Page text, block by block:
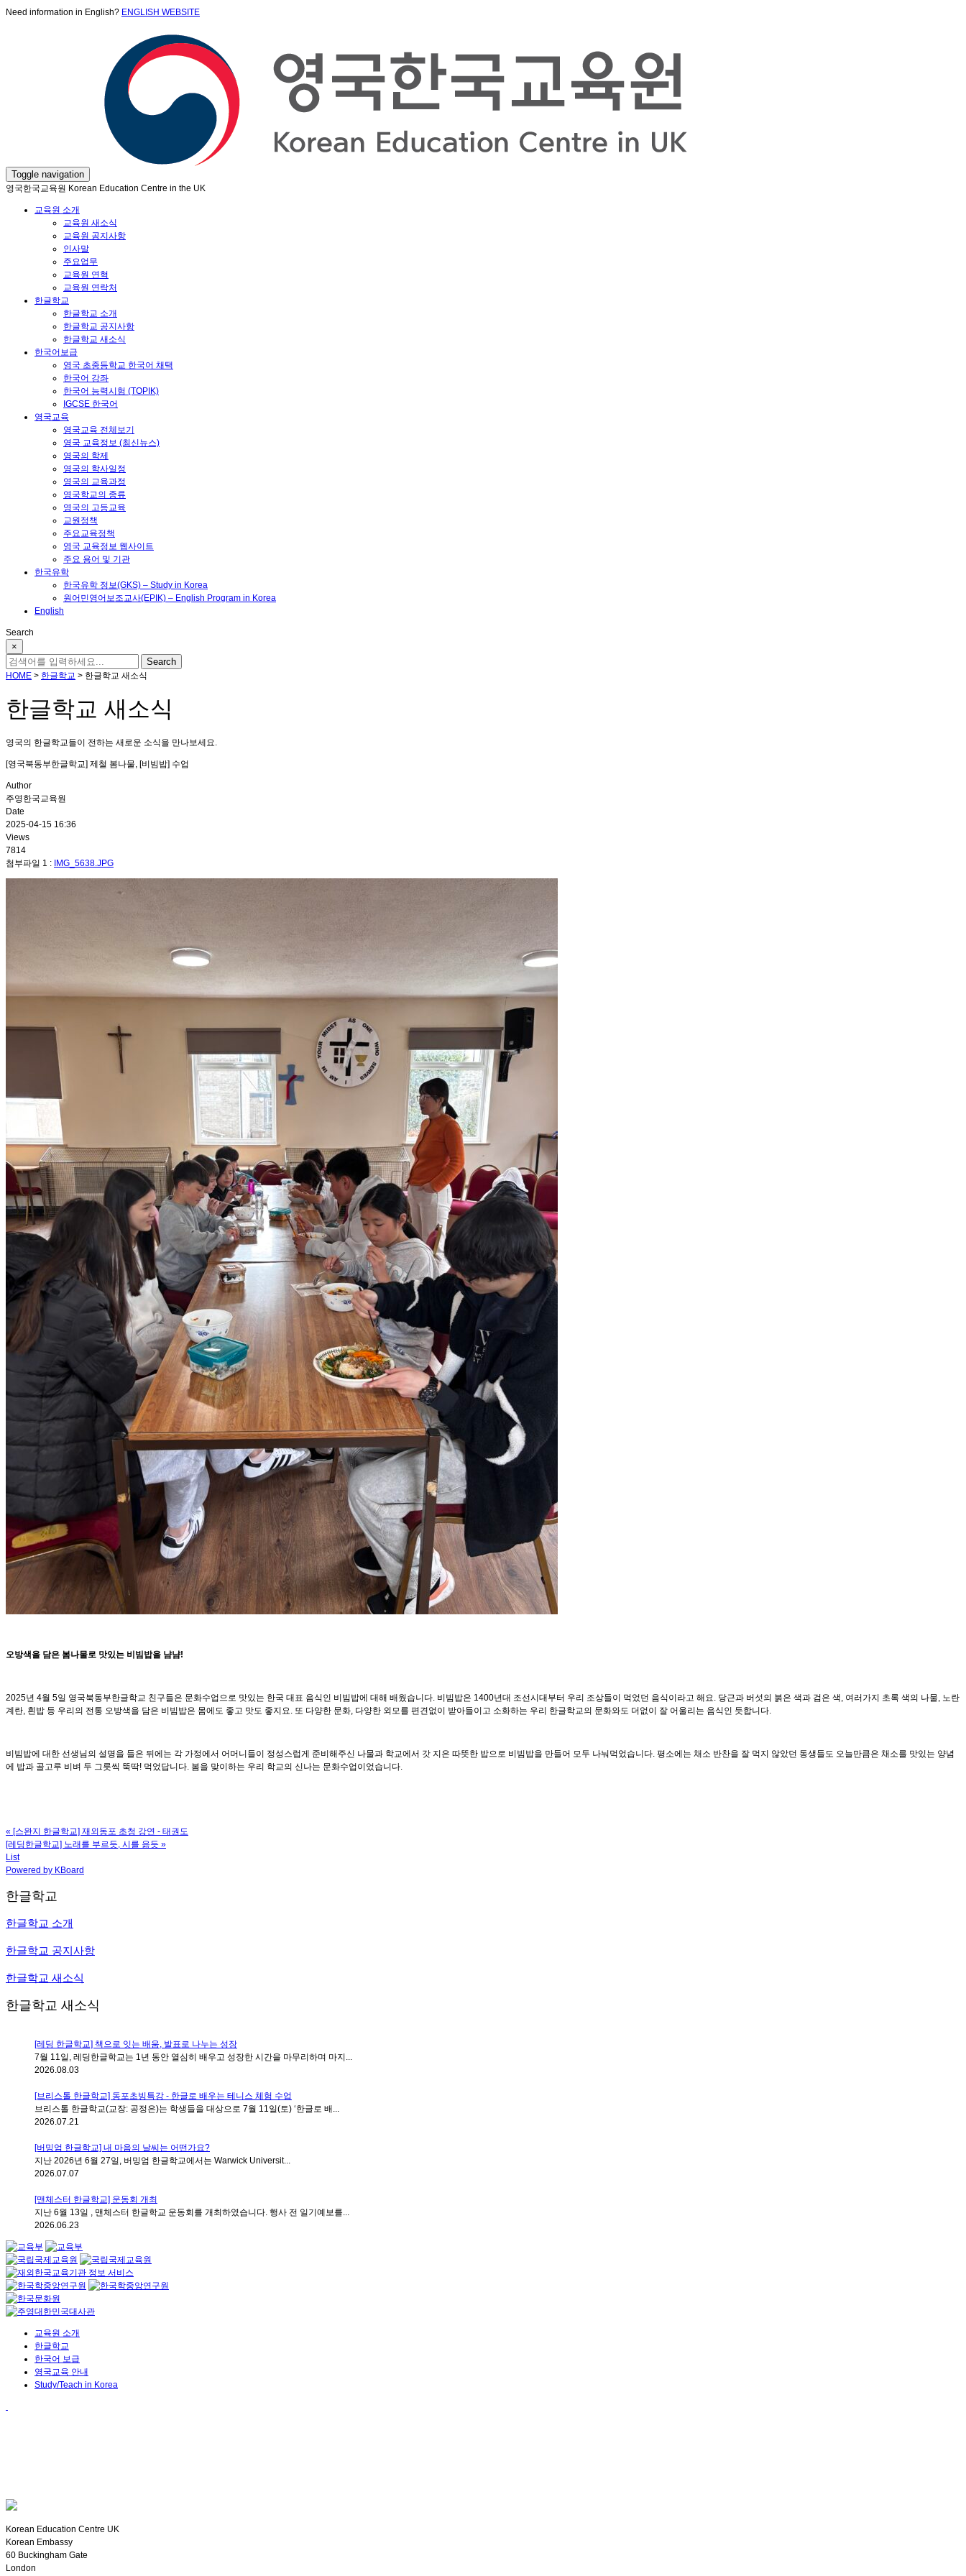
Need information in English? ENGLISH WEBSITE
Toggle navigation
영국한국교육원 Korean Education Centre in the UK
교육원 소개
교육원 새소식
교육원 공지사항
인사말
주요업무
교육원 연혁
교육원 연락처
한글학교
한글학교 소개
한글학교 공지사항
한글학교 새소식
한국어보급
영국 초중등학교 한국어 채택
한국어 강좌
한국어 능력시험 (TOPIK)
IGCSE 한국어
영국교육
영국교육 전체보기
영국 교육정보 (최신뉴스)
영국의 학제
영국의 학사일정
영국의 교육과정
영국학교의 종류
영국의 고등교육
교원정책
주요교육정책
영국 교육정보 웹사이트
주요 용어 및 기관
한국유학
한국유학 정보(GKS) – Study in Korea
원어민영어보조교사(EPIK) – English Program in Korea
English
Search
×
HOME > 한글학교 > 한글학교 새소식
한글학교 새소식
영국의 한글학교들이 전하는 새로운 소식을 만나보세요.
[영국북동부한글학교] 제철 봄나물, [비빔밥] 수업
Author
주영한국교육원
Date
2025-04-15 16:36
Views
7814
첨부파일 1 : IMG_5638.JPG
오방색을 담은 봄나물로 맛있는 비빔밥을 냠냠!
2025년 4월 5일 영국북동부한글학교 친구들은 문화수업으로 맛있는 한국 대표 음식인 비빔밥에 대해 배웠습니다. 비빔밥은 1400년대 조선시대부터 우리 조상들이 먹었던 음식이라고 해요. 당근과 버섯의 붉은 색과 검은 색, 여러가지 초록 색의 나물, 노란
계란, 흰밥 등 우리의 전통 오방색을 담은 비빔밥은 몸에도 좋고 맛도 좋지요. 또 다양한 문화, 다양한 외모를 편견없이 받아들이고 소화하는 우리 한글학교의 문화와도 더없이 잘 어울리는 음식인 듯합니다.
비빔밥에 대한 선생님의 설명을 들은 뒤에는 각 가정에서 어머니들이 정성스럽게 준비해주신 나물과 학교에서 갓 지은 따뜻한 밥으로 비빔밥을 만들어 모두 나눠먹었습니다. 평소에는 채소 반찬을 잘 먹지 않았던 동생들도 오늘만큼은 채소를 맛있는 양념
에 밥과 골고루 비벼 두 그릇씩 뚝딱! 먹었답니다. 봄을 맞이하는 우리 학교의 신나는 문화수업이었습니다.
« [스완지 한글학교] 재외동포 초청 강연 - 태권도
[레딩한글학교] 노래를 부르듯, 시를 읊듯 »
List
Powered by KBoard
한글학교
한글학교 소개
한글학교 공지사항
한글학교 새소식
한글학교 새소식
[레딩 한글학교] 책으로 잇는 배움, 발표로 나누는 성장
7월 11일, 레딩한글학교는 1년 동안 열심히 배우고 성장한 시간을 마무리하며 마지...
2026.08.03
[브리스톨 한글학교] 동포초빙특강 - 한글로 배우는 테니스 체험 수업
브리스톨 한글학교(교장: 공정은)는 학생들을 대상으로 7월 11일(토) ‘한글로 배...
2026.07.21
[버밍엄 한글학교] 내 마음의 날씨는 어떤가요?
지난 2026년 6월 27일, 버밍엄 한글학교에서는 Warwick Universit...
2026.07.07
[맨체스터 한글학교] 운동회 개최
지난 6월 13일 , 맨체스터 한글학교 운동회를 개최하였습니다. 행사 전 일기예보를...
2026.06.23
교육원 소개
한글학교
한국어 보급
영국교육 안내
Study/Teach in Korea
Korean Education Centre UK
Korean Embassy
60 Buckingham Gate
London